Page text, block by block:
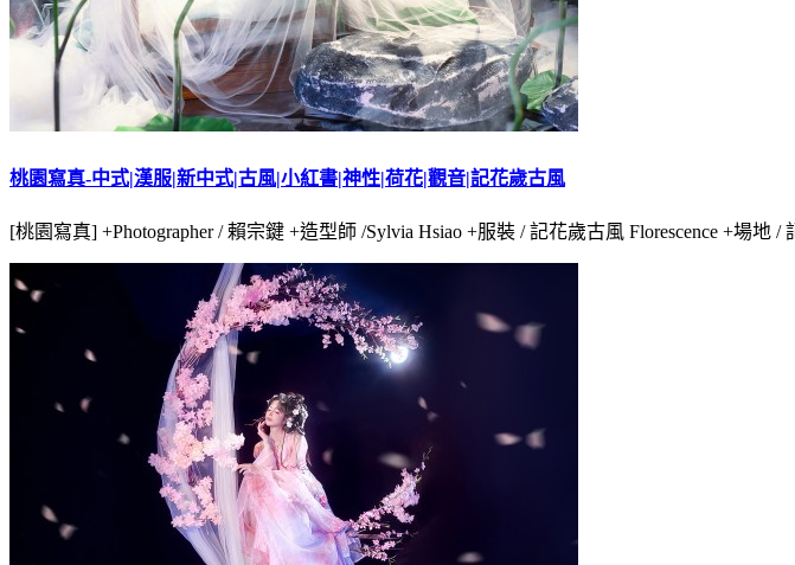
桃園寫真-中式|漢服|新中式|古風|小紅書|神性|荷花|觀音|記花歲古風
[桃園寫真] +Photographer / 賴宗鍵 +造型師 /Sylvia Hsiao +服裝 / 記花歲古風 Florescence +場地